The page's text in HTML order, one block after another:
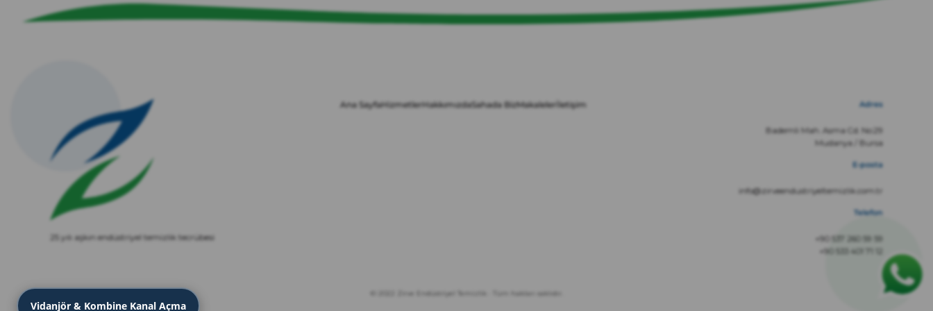
Vidanjör & Kombine Kanal Açma
25 yılı aşkın endüstriyel temizlik tecrübesi
Ana SayfaHizmetlerHakkımızdaSahada BizMakaleler İletişim Adres
Bademli Mah. Asma Cd. No:29
Mudanya / Bursa
E-posta
info@zirveendustriyeltemizlik.com.tr
Telefon
+90 537 260 59 59
+90 533 401 71 12
© 2022 Zirve Endüstriyel Temizlik · Tüm hakları saklıdır.